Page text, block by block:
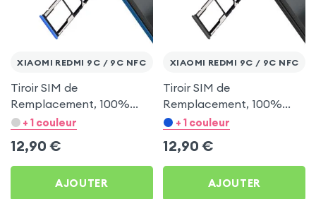
XIAOMI REDMI 9C / 9C NFC
Tiroir SIM de
Remplacement, 100%
Compatible - Bleu pour
NFC
+ 1 couleur
12,90 €
AJOUTER
XIAOMI REDMI 9C / 9C NFC
Tiroir SIM de
Remplacement, 100%
Compatible - Gris pour
NFC
+ 1 couleur
12,90 €
AJOUTER